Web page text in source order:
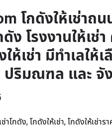
โกดังให้เช่าถ
ดัง โรงงานให้เช่
ห้เช่า มีทำเลให้
ปริมณฑล และ
ช่าโกดัง, โกดังให้เช่า, โกดังให้เช่าร